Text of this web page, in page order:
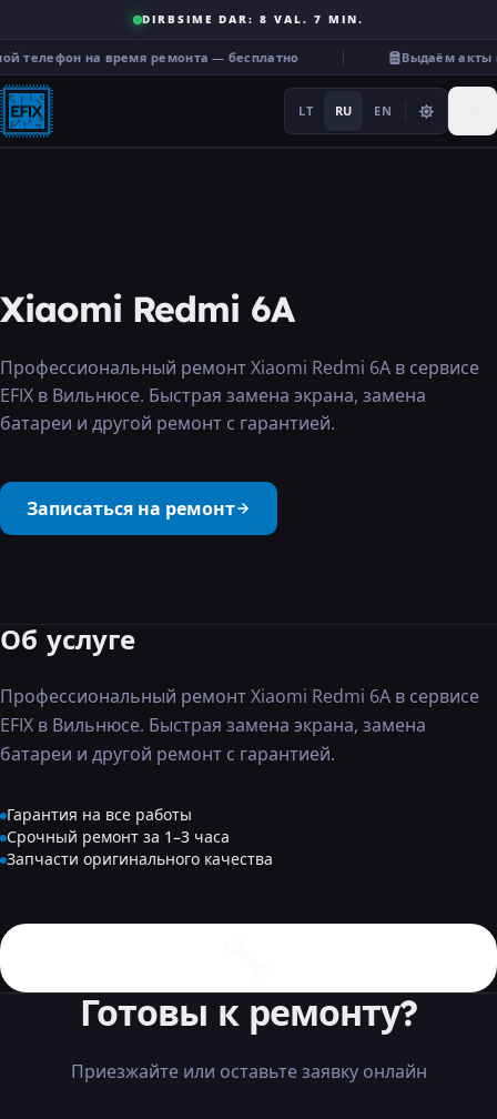
DIRBSIME DAR: 8 VAL. 7 MIN.
телефон на время ремонта — бесплатно Выдаём акты
LT RU EN
Ремонт
Услуги
···
Xiaomi Redmi 6A
Профессиональный ремонт Xiaomi Redmi 6A в сервисе
EFIX в Вильнюсе. Быстрая замена экрана, замена
батареи и другой ремонт с гарантией.
Записаться на ремонт
Об услуге
Профессиональный ремонт Xiaomi Redmi 6A в сервисе
EFIX в Вильнюсе. Быстрая замена экрана, замена
батареи и другой ремонт с гарантией.
Гарантия на все работы
Срочный ремонт за 1–3 часа
Запчасти оригинального качества
Готовы к ремонту?
Приезжайте или оставьте заявку онлайн